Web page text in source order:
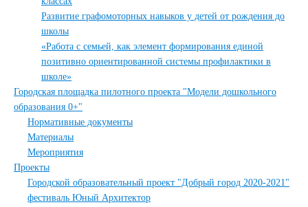
Развитие графомоторных навыков у детей от рождения до
школы
«Работа с семьей, как элемент формирования единой
позитивно ориентированной системы профилактики в
школе»
Городская площадка пилотного проекта "Модели дошкольного
образования 0+"
Нормативные документы
Материалы
Мероприятия
Проекты
Городской образовательный проект "Добрый город 2020-2021"
фестиваль Юный Архитектор